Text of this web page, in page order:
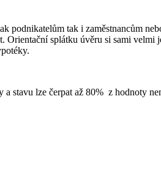
podnikatelům tak i zaměstnancům
splátku úvěru si sami velmi
stavu lze čerpat až 80% z hodnoty